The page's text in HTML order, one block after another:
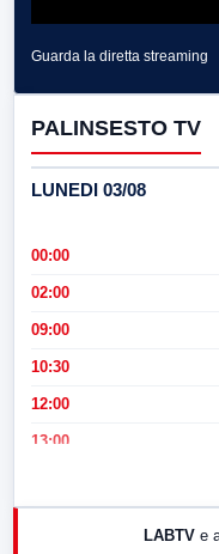
Guarda la diretta streaming
PALINSESTO TV
LUNEDI 03/08
00:00
02:00
09:00
10:30
12:00
13:00
LABTV e